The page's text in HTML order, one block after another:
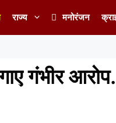
राज्य मनोरंजन
गंभीर